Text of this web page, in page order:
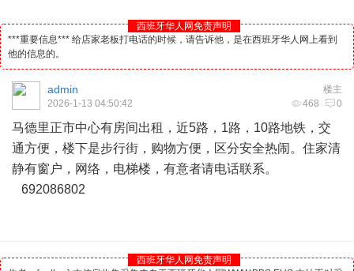
西班牙华人网免责声明
***重要信息*** 给店家老板打电话的时候，请告诉他，是在西班牙华人网上看到
他的信息的。
楼主
admin
468 0
2026-1-13 04:50:42
马德里正市中心有房间出租，近5路，1路，10路地铁，交
通方便，楼下是步行街，购物方便，区分安全热闹。住家清
静有窗户，网络，电梯楼，有意者请电话联系。
692086802
西班牙华人网免责声明